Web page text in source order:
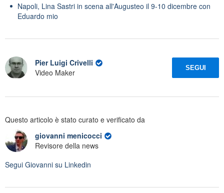
Napoli, Lina Sastri in scena all'Augusteo il 9-10 dicembre con
Eduardo mio
Pier Luigi Crivelli
Video Maker
SEGUI
Questo articolo è stato curato e verificato da
giovanni menicocci
Revisore della news
Segui Giovanni su Linkedin